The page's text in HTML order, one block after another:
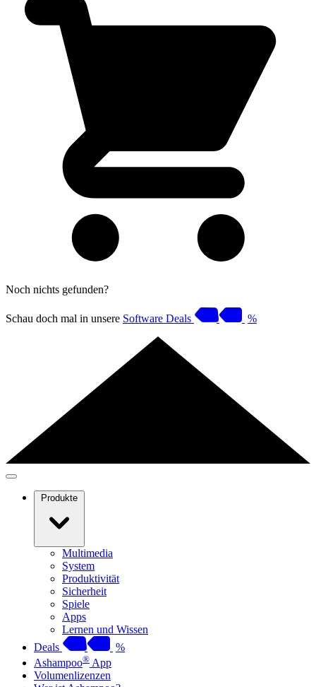
Noch nichts gefunden?
Schau doch mal in unsere Software Deals %
Produkte
Multimedia
System
Produktivität
Sicherheit
Spiele
Apps
Lernen und Wissen
Deals
%
Ashampoo® App
Volumenlizenzen